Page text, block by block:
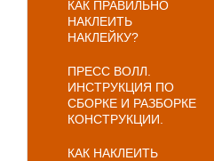
КАК ПРАВИЛЬНО
НАКЛЕИТЬ
НАКЛЕЙКУ?
ПРЕСС ВОЛЛ.
ИНСТРУКЦИЯ ПО
СБОРКЕ И РАЗБОРКЕ
КОНСТРУКЦИИ.
КАК НАКЛЕИТЬ